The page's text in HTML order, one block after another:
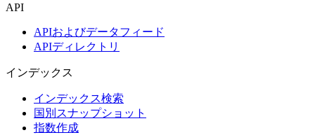
API
APIおよびデータフィード
APIディレクトリ
インデックス
インデックス検索
国別スナップショット
指数作成